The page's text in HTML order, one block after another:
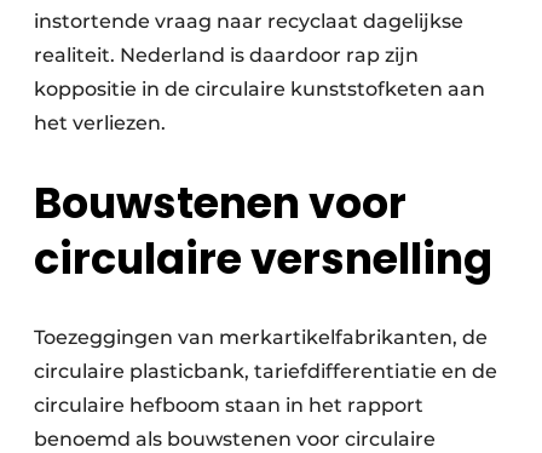
Bouw & Sloopafval
Elektronisch Afval
Houtafval
Kunststofafval
Metaalrecyclage
Papierafval
instortende vraag naar recyclaat dagelijkse
realiteit. Nederland is daardoor rap zijn
koppositie in de circulaire kunststofketen aan
het verliezen.
Bouwstenen voor
circulaire versnelling
Toezeggingen van merkartikelfabrikanten, de
circulaire plasticbank, tariefdifferentiatie en de
circulaire hefboom staan in het rapport
benoemd als bouwstenen voor circulaire